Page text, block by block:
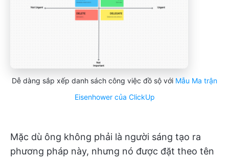
Dễ dàng sắp xếp danh sách công việc đồ sộ với Mẫu Ma trận
Eisenhower của ClickUp
Mặc dù ông không phải là người sáng tạo ra
phương pháp này, nhưng nó được đặt theo tên